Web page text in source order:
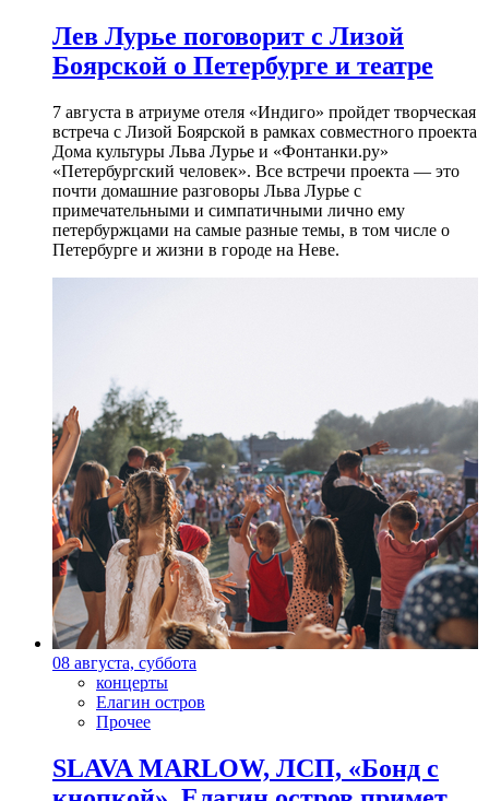
Лев Лурье поговорит с Лизой
Боярской о Петербурге и театре
7 августа в атриуме отеля «Индиго» пройдет творческая
встреча с Лизой Боярской в рамках совместного проекта
Дома культуры Льва Лурье и «Фонтанки.ру»
«Петербургский человек». Все встречи проекта — это
почти домашние разговоры Льва Лурье с
примечательными и симпатичными лично ему
петербуржцами на самые разные темы, в том числе о
Петербурге и жизни в городе на Неве.
08 августа, суббота
концерты
Елагин остров
Прочее
SLAVA MARLOW, ЛСП, «Бонд с